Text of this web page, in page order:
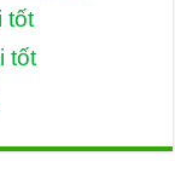
tốt
tốt